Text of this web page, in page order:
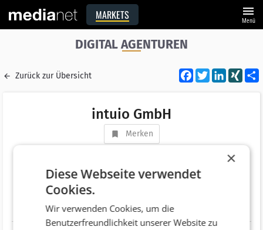
MARKETS menu
Menü
DIGITAL AGENTUREN
Zurück zur Übersicht Facebook
Twitter XING
intuio GmbH
Merken
AT 1080 Wien
Telefonnummer +43 (1) 236 37 62
Website https://intuio.at/
×
Diese Webseite verwendet
Cookies.
Wir verwenden Cookies, um die
Benutzerfreundlichkeit unserer Website zu